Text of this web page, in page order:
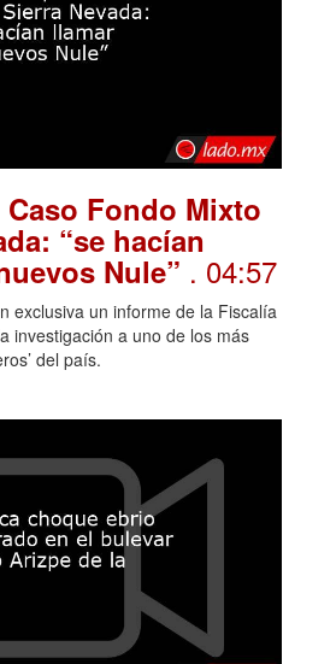
Fondo Mixto
“se hacían
Nule” . 04:57
exclusiva un informe de la Fiscalía
investigación a uno de los más
del país.